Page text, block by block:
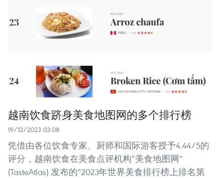
越南饮食跻身美食地图网的多个排行榜
19/12/2023 03:08
凭借由各位饮食专家、厨师和国际游客授予4.44/5的
评分，越南饮食在美食点评机构“美食地图网”
(TasteAtlas) 发布的“2023年世界美食排行榜上排名第